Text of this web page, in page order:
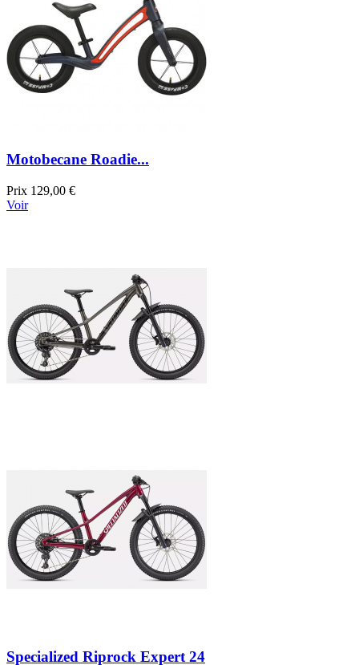
Motobecane Roadie...
Prix 129,00 €
Voir
Specialized Riprock Expert 24